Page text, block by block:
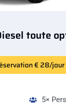
toute
€ 28/jour
5×